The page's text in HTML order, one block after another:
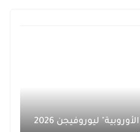
إلغاء "الجولة الأوروبية" ليوروفيجن 2026